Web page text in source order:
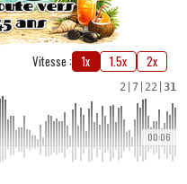
Vitesse : 1x 1.5x 2x
2 7 22 31
00:06